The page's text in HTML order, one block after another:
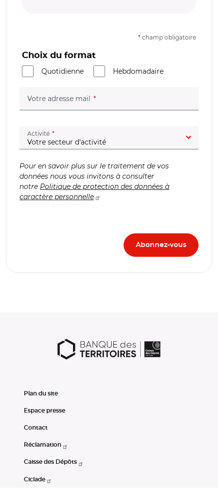
* champ obligatoire
Choix du format
Quotidienne
Hebdomadaire
Votre adresse mail (champ obligatoire)
Activité (champ obligatoire)
Pour en savoir plus sur le traitement de vos
données nous vous invitons à consulter
notre Politique de protection des données à
caractère personnelle
Plan du site
Espace presse
Contact
Réclamation
Caisse des Dépôts
Ciclade